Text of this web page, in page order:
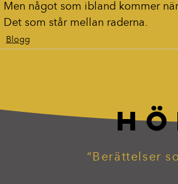
Men något som ibland kommer
Det som står mellan raderna.
Blogg
“Berättelser